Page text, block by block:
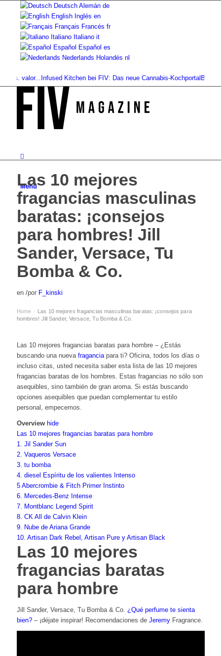
Deutsch Alemán de
English Inglés en
Français Francés fr
Italiano Italiano it
Español Español es
Nederlands Holandés nl
valor...Infused Kitchen bei FIV: Das neue Cannabis-KochportalBebidas
Menú
Las 10 mejores
fragancias masculinas
baratas: ¡consejos
para hombres! Jill
Sander, Versace, Tu
Bomba & Co.
en /por F_kinski
Home › Las 10 mejores fragancias masculinas baratas: ¡consejos para
hombres! Jill Sander, Versace, Tu Bomba & Co.
Las 10 mejores fragancias baratas para hombre – ¿Estás
buscando una nueva fraganciapara ti? Oficina, todos los días o
incluso citas, usted necesita saber esta lista de las 10 mejores
fragancias baratas de los hombres. Estas fragancias no sólo son
asequibles, sino también de gran aroma. Si estás buscando
opciones asequibles que puedan complementar tu estilo
personal, empecemos.
Overview hide
Las 10 mejores fragancias baratas para hombre
1. Jil Sander Sun
2. Vaqueros Versace
3. tu bomba
4. diesel Espíritu de los valientes Intenso
5 Abercrombie & Fitch Primer Instinto
6. Mercedes-Benz Intense
7. Montblanc Legend Spirit
8. CK All de Calvin Klein
9. Nube de Ariana Grande
10. Artisan Dark Rebel, Artisan Pure y Artisan Black
Las 10 mejores
fragancias baratas
para hombre
Jill Sander, Versace, Tu Bomba & Co. ¿Qué perfume te sienta
bien?– ¡déjate inspirar! Recomendaciones de JeremyFragrance.